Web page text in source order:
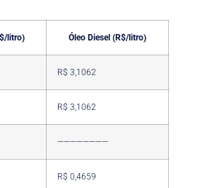
litro) Óleo Diesel (R$/litro)
R$ 3,1062
R$ 3,1062
————————
R$ 0,4659